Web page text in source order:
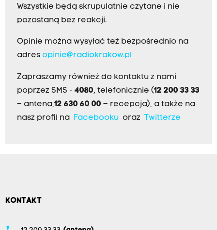
Wszystkie będą skrupulatnie czytane i nie
pozostaną bez reakcji.
Opinie można wysyłać też bezpośrednio na
adres opinie@radiokrakow.pl
Zapraszamy również do kontaktu z nami
poprzez SMS - 4080, telefonicznie (12 200 33 33
– antena,12 630 60 00 – recepcja), a także na
nasz profil na
Facebookuoraz Twitterze
KONTAKT